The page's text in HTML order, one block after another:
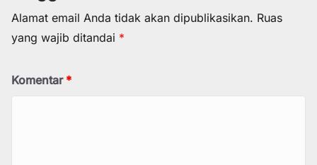
Alamat email Anda tidak akan dipublikasikan. Ruas
yang wajib ditandai *
Komentar *